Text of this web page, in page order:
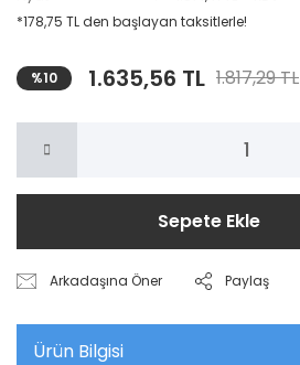
*178,75 TL den başlayan taksitlerle!
%10 1.635,56 TL 1.817,29 TL
Sepete Ekle
Arkadaşına Öner Paylaş
Ürün Bilgisi